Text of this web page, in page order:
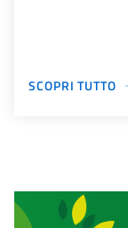
SCOPRI TUTTO